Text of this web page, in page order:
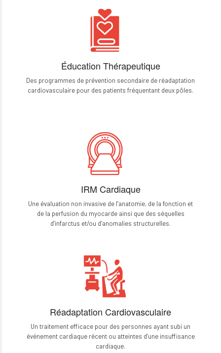
Éducation Thérapeutique
Des programmes de prévention secondaire de réadaptation
cardiovasculaire pour des patients fréquentant deux pôles.
IRM Cardiaque
Une évaluation non invasive de l’anatomie, de la fonction et
de la perfusion du myocarde ainsi que des séquelles
d’infarctus et/ou d’anomalies structurelles.
Réadaptation Cardiovasculaire
Un traitement efficace pour des personnes ayant subi un
événement cardiaque récent ou atteintes d’une insuffisance
cardiaque.